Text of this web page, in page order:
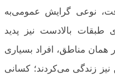
نوعی گرایش عمومی‌به
طبقات بالادست نیز پدید
همان مناطق، افراد بسیاری
زندگی می‌کردند؛ کسانی